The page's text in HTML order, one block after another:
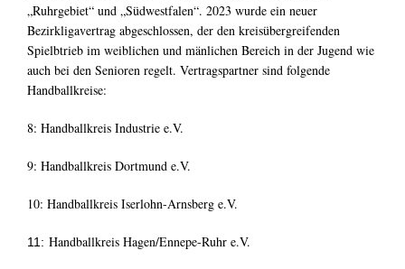
„Ruhrgebiet“ und „Südwestfalen“. 2023 wurde ein neuer
Bezirkligavertrag abgeschlossen, der den kreisübergreifenden
Spielbtrieb im weiblichen und mänlichen Bereich in der Jugend wie
auch bei den Senioren regelt. Vertragspartner sind folgende
Handballkreise:
8: Handballkreis Industrie e.V.
9: Handballkreis Dortmund e.V.
10: Handballkreis Iserlohn-Arnsberg e.V.
11: Handballkreis Hagen/Ennepe-Ruhr e.V.